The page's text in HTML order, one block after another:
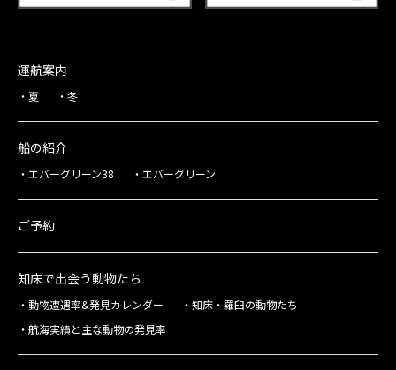
運航案内
夏 冬
船の紹介
エバーグリーン38 エバーグリーン
ご予約
知床で出会う動物たち
動物遭遇率&発見カレンダー
知床・羅臼の動物たち
航海実績と主な動物の発見率